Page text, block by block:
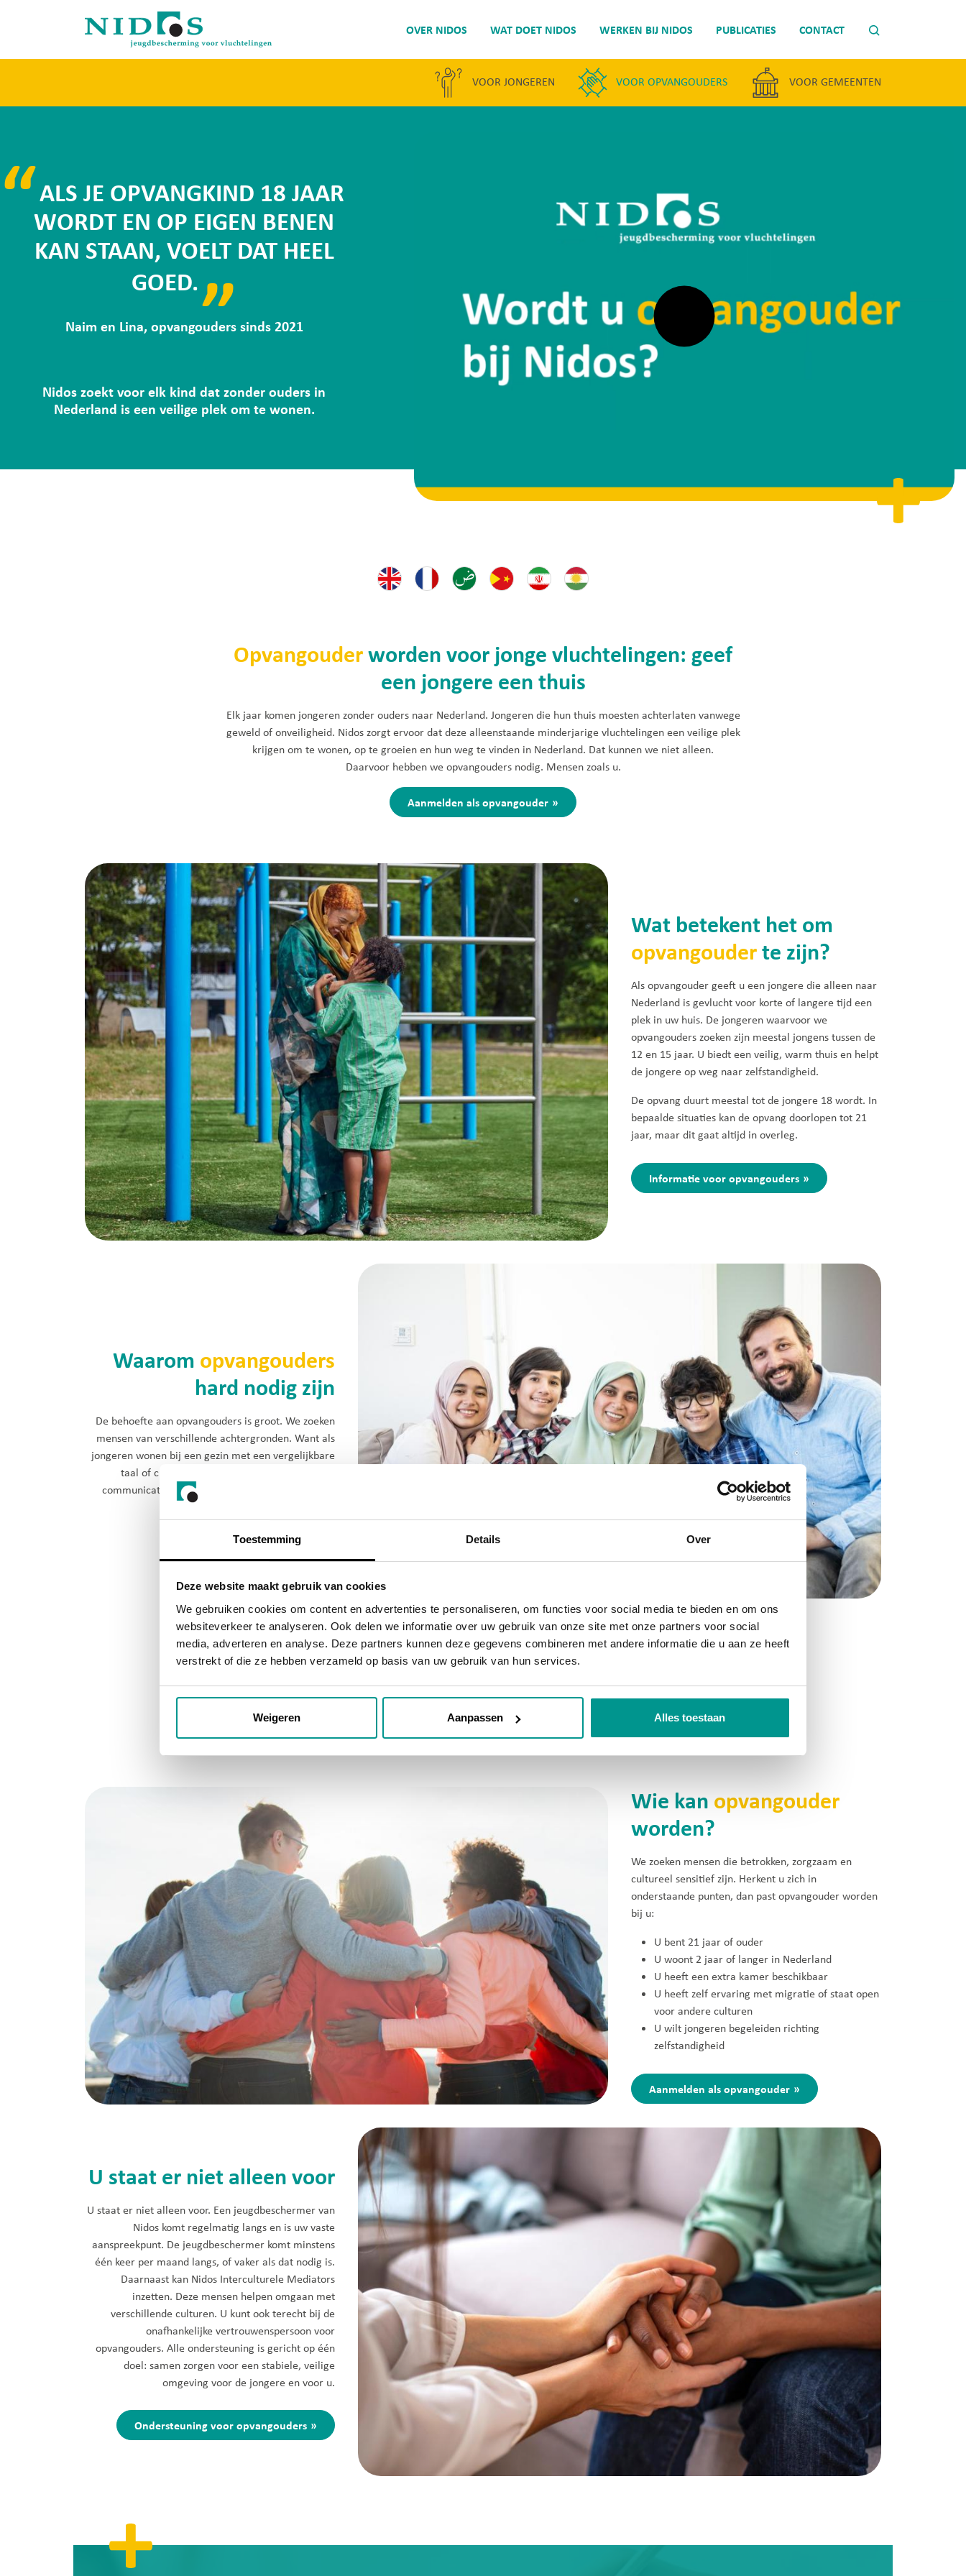
Toestemming Details Over
Deze website maakt gebruik van cookies
We gebruiken cookies om content en advertenties te personaliseren, om functies voor social media te bieden en om ons
websiteverkeer te analyseren. Ook delen we informatie over uw gebruik van onze site met onze partners voor social
media, adverteren en analyse. Deze partners kunnen deze gegevens combineren met andere informatie die u aan ze heeft
verstrekt of die ze hebben verzameld op basis van uw gebruik van hun services.
Weigeren Aanpassen Alles toestaan
Werken bij Nidos
Publicaties
Contact
OVER NIDOS WAT DOET NIDOS WERKEN BIJ NIDOS PUBLICATIES CONTACT
VOOR JONGEREN VOOR OPVANGOUDERS VOOR GEMEENTEN
ALS JE OPVANGKIND 18 JAAR
WORDT EN OP EIGEN BENEN
KAN STAAN, VOELT DAT HEEL
GOED.
Naim en Lina, opvangouders sinds 2021
Nidos zoekt voor elk kind dat zonder ouders in
Nederland is een veilige plek om te wonen.
Opvangouderworden voor jonge vluchtelingen: geef
een jongere een thuis
Elk jaar komen jongeren zonder ouders naar Nederland. Jongeren die hun thuis moesten achterlaten vanwege
geweld of onveiligheid. Nidos zorgt ervoor dat deze alleenstaande minderjarige vluchtelingen een veilige plek
krijgen om te wonen, op te groeien en hun weg te vinden in Nederland. Dat kunnen we niet alleen.
Daarvoor hebben we opvangouders nodig. Mensen zoals u.
Aanmelden als opvangouder
Wat betekent het om
opvangouderte zijn?
Als opvangouder geeft u een jongere die alleen naar
Nederland is gevlucht voor korte of langere tijd een
plek in uw huis. De jongeren waarvoor we
opvangouders zoeken zijn meestal jongens tussen de
12 en 15 jaar. U biedt een veilig, warm thuis en helpt
de jongere op weg naar zelfstandigheid.
De opvang duurt meestal tot de jongere 18 wordt. In
bepaalde situaties kan de opvang doorlopen tot 21
jaar, maar dit gaat altijd in overleg.
Informatie voor opvangouders
Waarom opvangouders
hard nodig zijn
De behoefte aan opvangouders is groot. We zoeken
mensen van verschillende achtergronden. Want als
jongeren wonen bij een gezin met een vergelijkbare
taal of cultuur, voelen ze zich sneller thuis. De
communicatie verloopt makkelijker en er ontstaat
We spraken dezelfde taal – dat maakte alles minder
spannend.
- Een jongere over zijn opvanggezin
Wie kan opvangouder
worden?
We zoeken mensen die betrokken, zorgzaam en
cultureel sensitief zijn. Herkent u zich in
onderstaande punten, dan past opvangouder worden
bij u:
U bent 21 jaar of ouder
U woont 2 jaar of langer in Nederland
U heeft een extra kamer beschikbaar
U heeft zelf ervaring met migratie of staat open
voor andere culturen
U wilt jongeren begeleiden richting
zelfstandigheid
Aanmelden als opvangouder
U staat er niet alleen voor
U staat er niet alleen voor. Een jeugdbeschermer van
Nidos komt regelmatig langs en is uw vaste
aanspreekpunt. De jeugdbeschermer komt minstens
één keer per maand langs, of vaker als dat nodig is.
Daarnaast kan Nidos Interculturele Mediators
inzetten. Deze mensen helpen omgaan met
verschillende culturen. U kunt ook terecht bij de
onafhankelijke vertrouwenspersoon voor
opvangouders. Alle ondersteuning is gericht op één
doel: samen zorgen voor een stabiele, veilige
omgeving voor de jongere en voor u.
Ondersteuning voor opvangouders